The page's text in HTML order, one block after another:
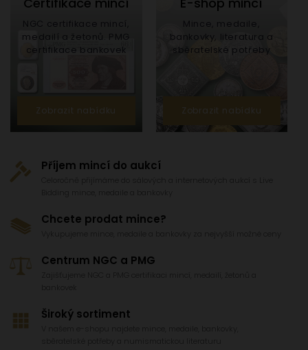
NGC certifikace mincí,
medailí a žetonů. PMG
certifikace bankovek
Zobrazit nabídku
Mince, medaile,
bankovky, literatura a
sběratelské potřeby
Zobrazit nabídku
Příjem mincí do aukcí
Chcete prodat mince?
Centrum NGC a PMG
Široký sortiment